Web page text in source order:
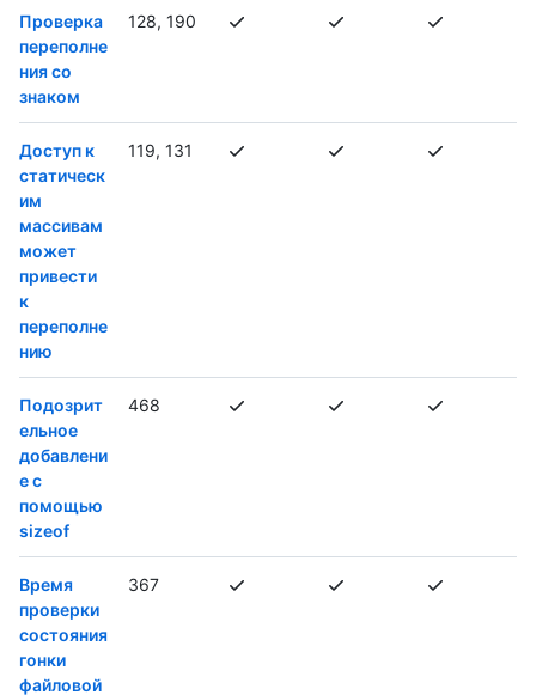
Проверка
переполне
ния со
знаком
128, 190
Доступ к
статическ
им
массивам
может
привести
к
переполне
нию
119, 131
Подозрит
ельное
добавлени
е с
помощью
sizeof
468
Время
проверки
состояния
гонки
файловой
367